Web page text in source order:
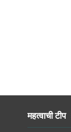
महत्वाची टीप